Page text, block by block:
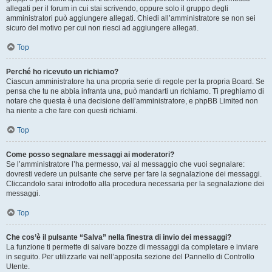
allegati per il forum in cui stai scrivendo, oppure solo il gruppo degli
amministratori può aggiungere allegati. Chiedi all’amministratore se non sei
sicuro del motivo per cui non riesci ad aggiungere allegati.
Top
Perché ho ricevuto un richiamo?
Ciascun amministratore ha una propria serie di regole per la propria Board. Se
pensa che tu ne abbia infranta una, può mandarti un richiamo. Ti preghiamo di
notare che questa è una decisione dell’amministratore, e phpBB Limited non
ha niente a che fare con questi richiami.
Top
Come posso segnalare messaggi ai moderatori?
Se l’amministratore l’ha permesso, vai al messaggio che vuoi segnalare:
dovresti vedere un pulsante che serve per fare la segnalazione dei messaggi.
Cliccandolo sarai introdotto alla procedura necessaria per la segnalazione dei
messaggi.
Top
Che cos’è il pulsante “Salva” nella finestra di invio dei messaggi?
La funzione ti permette di salvare bozze di messaggi da completare e inviare
in seguito. Per utilizzarle vai nell’apposita sezione del Pannello di Controllo
Utente.